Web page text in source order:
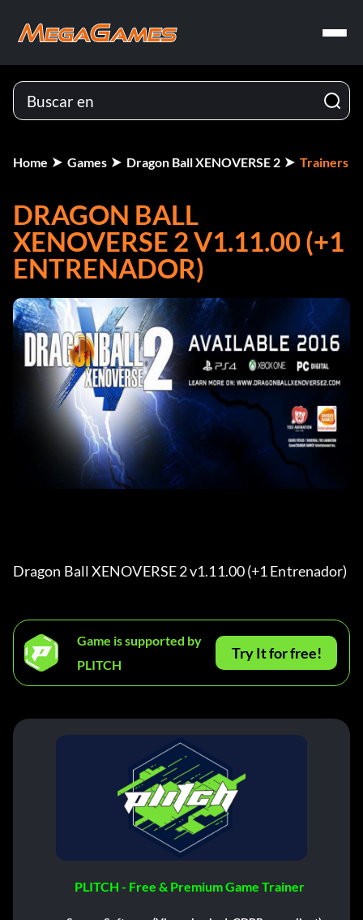
Home Games Dragon Ball XENOVERSE 2 Trainers
DRAGON BALL
XENOVERSE 2 V1.11.00 (+1
ENTRENADOR)
Dragon Ball XENOVERSE 2 v1.11.00 (+1 Entrenador)
Game is supported by
PLITCH
Try It for free!
PLITCH - Free & Premium Game Trainer